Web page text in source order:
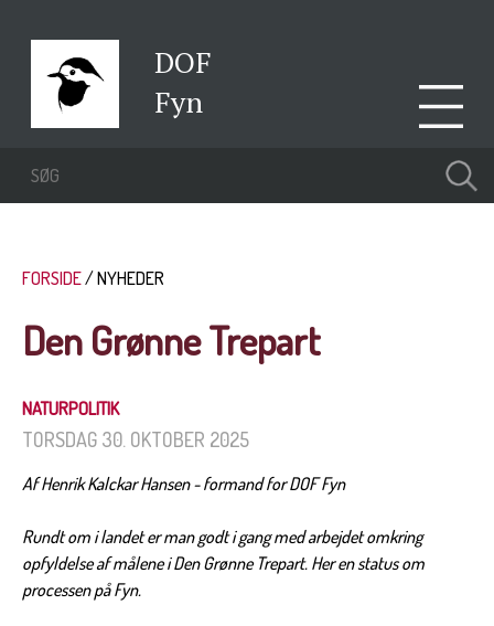
DOF
Fyn
FORSIDE NYHEDER
Den Grønne Trepart
NATURPOLITIK
TORSDAG 30. OKTOBER 2025
Af Henrik Kalckar Hansen - formand for DOF Fyn
Rundt om i landet er man godt i gang med arbejdet omkring
opfyldelse af målene i Den Grønne Trepart. Her en status om
processen på Fyn.